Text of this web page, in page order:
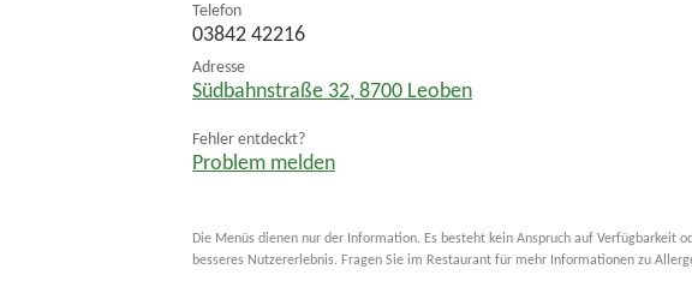
Telefon
03842 42216
Adresse
Südbahnstraße 32, 8700 Leoben
Fehler entdeckt?
Problem melden
Die Menüs dienen nur der Information. Es besteht kein Anspruch auf Verfügbarkeit
besseres Nutzererlebnis. Fragen Sie im Restaurant für mehr Informationen zu